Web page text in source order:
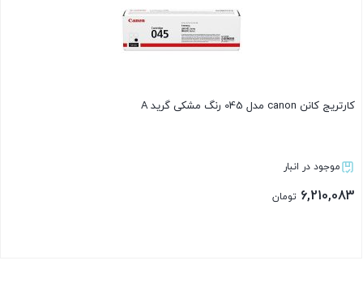
کارتریج کانن canon مدل 045 رنگ مشکی گرید A
موجود در انبار
6,210,083 تومان